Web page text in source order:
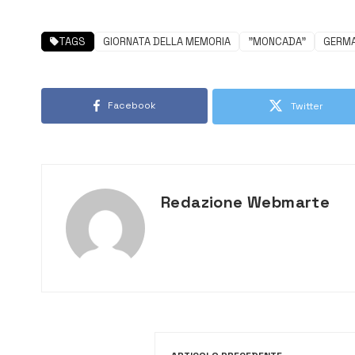
TAGS GIORNATA DELLA MEMORIA "MONCADA"
Facebook Twitter
Redazione Webmarte